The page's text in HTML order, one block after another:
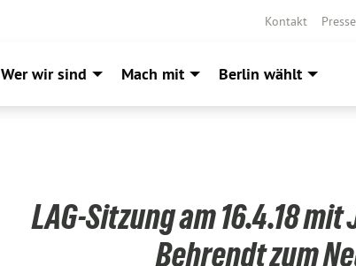
Kontakt Presse
Wer wir sind Mach mit Berlin wählt
LAG-Sitzung am 16.4.18
Behrendt zum